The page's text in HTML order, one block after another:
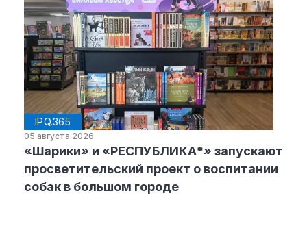
IPQ.365
05 августа 2026
«Шарики» и «РЕСПУБЛИКА*» запускают
просветительский проект о воспитании
собак в большом городе